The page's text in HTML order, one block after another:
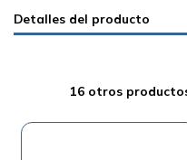
Detalles del producto
16 otros